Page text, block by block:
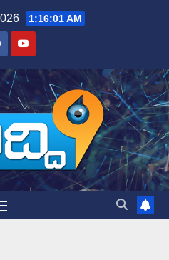
1:16:02 AM